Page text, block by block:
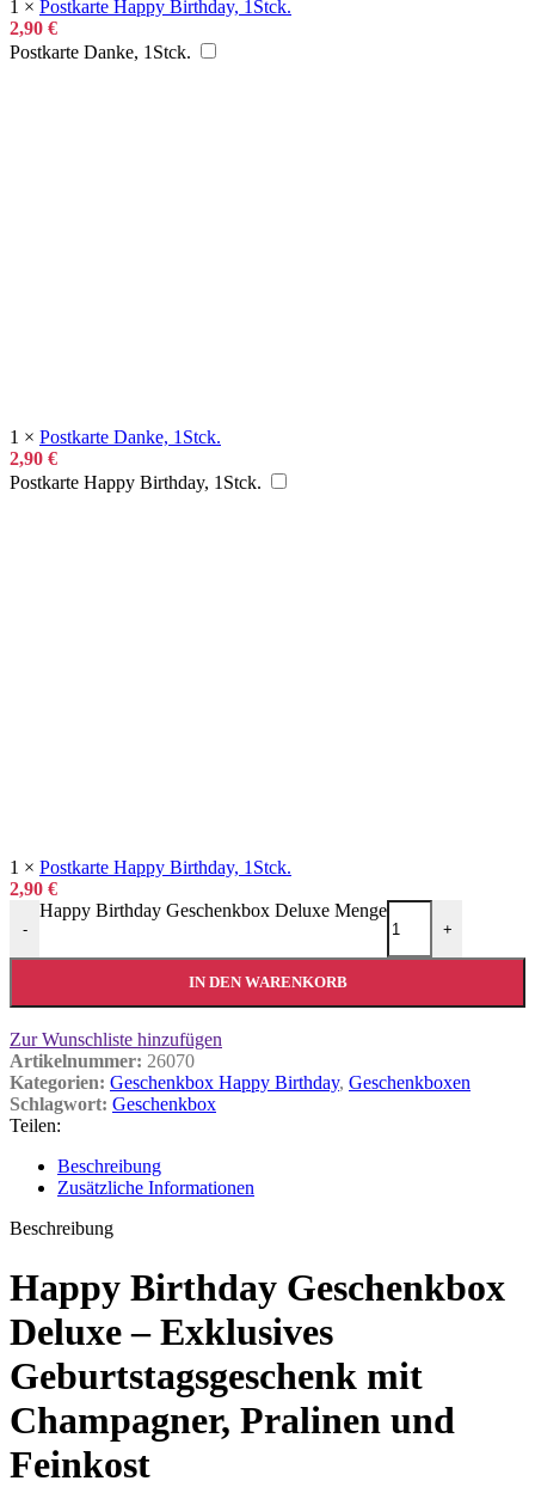
1 × Postkarte Happy Birthday, 1Stck.
2,90 €
Postkarte Danke, 1Stck.
1 × Postkarte Danke, 1Stck.
2,90 €
Postkarte Happy Birthday, 1Stck.
1 × Postkarte Happy Birthday, 1Stck.
2,90 €
-
Happy Birthday Geschenkbox Deluxe Menge
+
IN DEN WARENKORB
Zur Wunschliste hinzufügen
Artikelnummer: 26070
Kategorien: Geschenkbox Happy Birthday, Geschenkboxen
Schlagwort: Geschenkbox
Teilen:
Beschreibung
Zusätzliche Informationen
Beschreibung
Happy Birthday Geschenkbox
Deluxe – Exklusives
Geburtstagsgeschenk mit
Champagner, Pralinen und
Feinkost